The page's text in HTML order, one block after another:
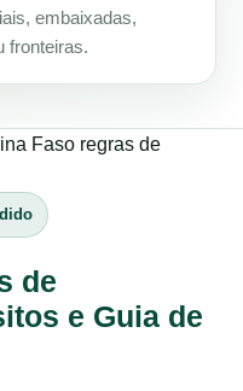
embaixadas,
fronteiras.
Faso regras de
de
e Guia de